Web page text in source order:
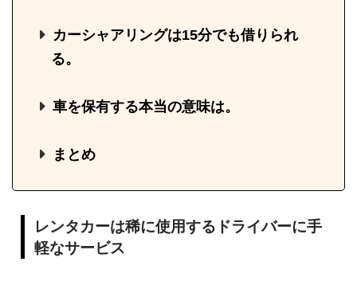
カーシャアリングは15分でも借りられ
る。
車を保有する本当の意味は。
まとめ
レンタカーは稀に使用するドライバーに手
軽なサービス